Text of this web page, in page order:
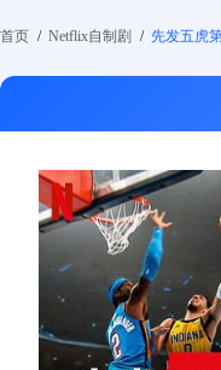
首页 / Netflix自制剧 / 先发五虎